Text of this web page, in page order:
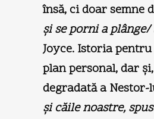
însă, ci doar semne
şi se porni a
Joyce. Istoria
plan personal, dar
degradată a
şi căile noastre,